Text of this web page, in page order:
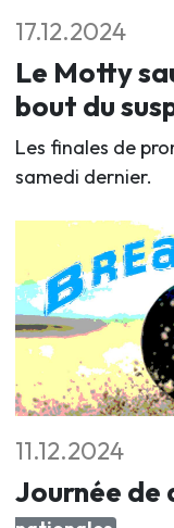
17.12.2024
Le Motty
bout du
Les finales de
samedi dernier.
11.12.2024
Journée de